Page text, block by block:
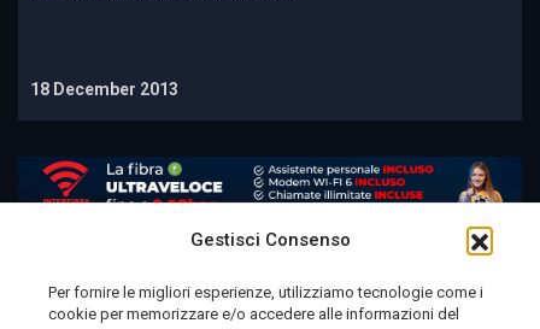
Gestisci Consenso
Per fornire le migliori esperienze, utilizziamo tecnologie come i
cookie per memorizzare e/o accedere alle informazioni del
18 December 2013
Telemolise - reg. Tribunale di Campobasso n. 133 del